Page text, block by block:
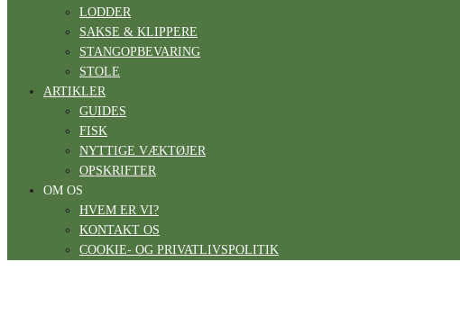
LODDER
SAKSE & KLIPPERE
STANGOPBEVARING
STOLE
ARTIKLER
GUIDES
FISK
NYTTIGE VÆKTØJER
OPSKRIFTER
OM OS
HVEM ER VI?
KONTAKT OS
COOKIE- OG PRIVATLIVSPOLITIK